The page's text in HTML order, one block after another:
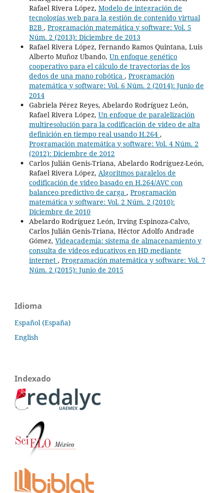
Rafael Rivera López, Modelo de integración de
tecnologías web para la gestión de contenido virtual
B2B , Programación matemática y software: Vol. 5
Núm. 2 (2013): Diciembre de 2013
Rafael Rivera López, Fernando Ramos Quintana, Luis
Alberto Muñoz Ubando, Un enfoque genético
cooperativo para el cálculo de trayectorias de los
dedos de una mano robótica , Programación
matemática y software: Vol. 6 Núm. 2 (2014): Junio de
2014
Gabriela Pérez Reyes, Abelardo Rodríguez León,
Rafael Rivera López, Un enfoque de paralelización
multiresolución para la codificación de video de alta
definición en tiempo real usando H.264 ,
Programación matemática y software: Vol. 4 Núm. 2
(2012): Diciembre de 2012
Carlos Julián Genis-Triana, Abelardo Rodríguez-León,
Rafael Rivera López, Algoritmos paralelos de
codificación de video basado en H.264/AVC con
balanceo predictivo de carga , Programación
matemática y software: Vol. 2 Núm. 2 (2010):
Diciembre de 2010
Abelardo Rodríguez León, Irving Espinoza-Calvo,
Carlos Julián Genis-Triana, Héctor Adolfo Andrade
Gómez, Videacademia: sistema de almacenamiento y
consulta de videos educativos en HD mediante
internet , Programación matemática y software: Vol. 7
Núm. 2 (2015): Junio de 2015
Idioma
Español (España)
English
Indexado